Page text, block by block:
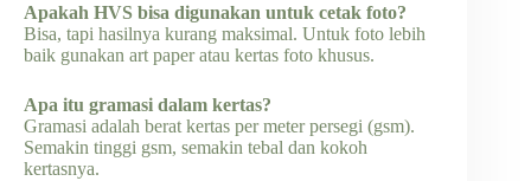
Apakah HVS bisa digunakan untuk cetak foto?
Bisa, tapi hasilnya kurang maksimal. Untuk foto lebih
baik gunakan art paper atau kertas foto khusus.
Apa itu gramasi dalam kertas?
Gramasi adalah berat kertas per meter persegi (gsm).
Semakin tinggi gsm, semakin tebal dan kokoh
kertasnya.